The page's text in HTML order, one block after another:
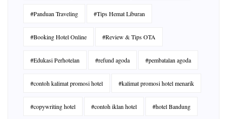
#Panduan Traveling #Tips Hemat Liburan
#Booking Hotel Online #Review & Tips OTA
#Edukasi Perhotelan #refund agoda #pembatalan agoda
#contoh kalimat promosi hotel #kalimat promosi hotel menarik
#copywriting hotel #contoh iklan hotel #hotel Bandung